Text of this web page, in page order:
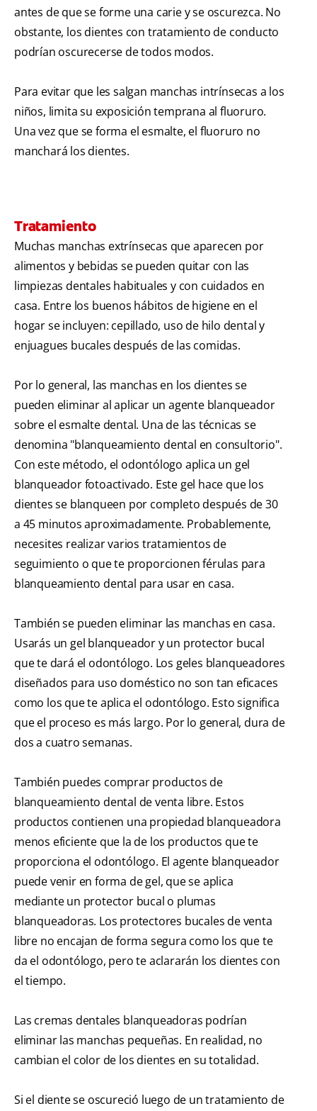
antes de que se forme una carie y se oscurezca. No
obstante, los dientes con tratamiento de conducto
podrían oscurecerse de todos modos.
Para evitar que les salgan manchas intrínsecas a los
niños, limita su exposición temprana al fluoruro.
Una vez que se forma el esmalte, el fluoruro no
manchará los dientes.
Tratamiento
Muchas manchas extrínsecas que aparecen por
alimentos y bebidas se pueden quitar con las
limpiezas dentales habituales y con cuidados en
casa. Entre los buenos hábitos de higiene en el
hogar se incluyen: cepillado, uso de hilo dental y
enjuagues bucales después de las comidas.
Por lo general, las manchas en los dientes se
pueden eliminar al aplicar un agente blanqueador
sobre el esmalte dental. Una de las técnicas se
denomina "blanqueamiento dental en consultorio".
Con este método, el odontólogo aplica un gel
blanqueador fotoactivado. Este gel hace que los
dientes se blanqueen por completo después de 30
a 45 minutos aproximadamente. Probablemente,
necesites realizar varios tratamientos de
seguimiento o que te proporcionen férulas para
blanqueamiento dental para usar en casa.
También se pueden eliminar las manchas en casa.
Usarás un gel blanqueador y un protector bucal
que te dará el odontólogo. Los geles blanqueadores
diseñados para uso doméstico no son tan eficaces
como los que te aplica el odontólogo. Esto significa
que el proceso es más largo. Por lo general, dura de
dos a cuatro semanas.
También puedes comprar productos de
blanqueamiento dental de venta libre. Estos
productos contienen una propiedad blanqueadora
menos eficiente que la de los productos que te
proporciona el odontólogo. El agente blanqueador
puede venir en forma de gel, que se aplica
mediante un protector bucal o plumas
blanqueadoras. Los protectores bucales de venta
libre no encajan de forma segura como los que te
da el odontólogo, pero te aclararán los dientes con
el tiempo.
Las cremas dentales blanqueadoras podrían
eliminar las manchas pequeñas. En realidad, no
cambian el color de los dientes en su totalidad.
Si el diente se oscureció luego de un tratamiento de